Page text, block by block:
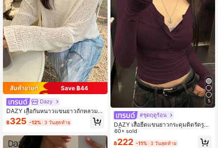
Save ฿44
Dazy
DAZY เสื้อกันหนาวแขนยาวถักหลวมล
ายฉลุ, เสื้อคลุมสำหรับผู้หญิง
฿325 -12% 3 วันสุดท้าย
5
#ชุดฤดูร้อน
DAZY เสื้อยืดแขนยาวกระดุมติดรัดรูป
สีพื้น สำหรับผู้หญิง ฤดูใบไม้ผลิ ฤดูร้อน
ฤดูใบไม้ร่วง
60+ sold
฿222 -11% 3 วันสุดท้าย